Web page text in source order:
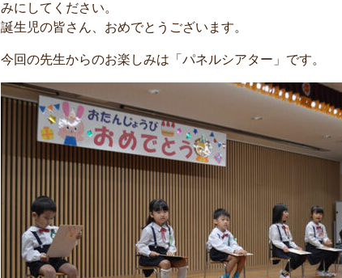
みにしてください。
誕生児の皆さん、おめでとうございます。
今回の先生からのお楽しみは「パネルシアター」です。